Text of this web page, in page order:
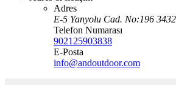
Adres
E-5 Yanyolu Cad. No:196
Telefon Numarası
902125903838
E-Posta
info@andoutdoor.com